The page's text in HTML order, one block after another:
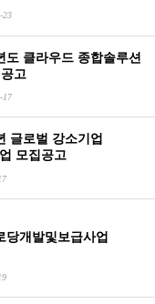
23
클라우드 종합솔루션
고
17
글로벌 강소기업
모집공고
개발및보급사업